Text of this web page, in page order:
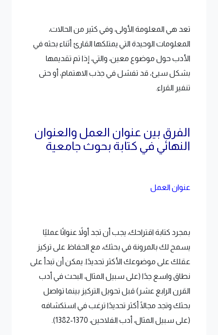
تعد هي المعلومة الأولى، وفي كثير من الحالات،
المعلومات الوحيدة التي يمتلكها القارئ أثناء بحثه في
الأدب حول موضوع معين، والتي، إذا تم تقديمها
بشكل سيئ، قد تفشل في جذب الاهتمام، أو حتى
تنفير القراء.
الفرق بين عنوان العمل والعنوان
النهائي في كتابة بحوث جامعية
عنوان العمل
بمجرد كتابة اقتراحك، يجب أن تجد أولاً عنوانًا عمليًا
يسمح لك بالمرونة في بحثك، مع الحفاظ على تركيز
عقلك على موضوعك الأكثر تحديدًا. يمكن أن تبدأ على
نطاق واسع جدًا (على سبيل المثال، البحث في أدب
القرن الرابع عشر) قبل تحويل التركيز بينما تواصل
بحثك وتجد مجالًا أكثر تحديدًا ترغب في استكشافه
(على سبيل المثال، أدب الفلاحين، 1370-1382).